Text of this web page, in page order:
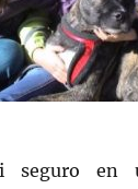
seguro en